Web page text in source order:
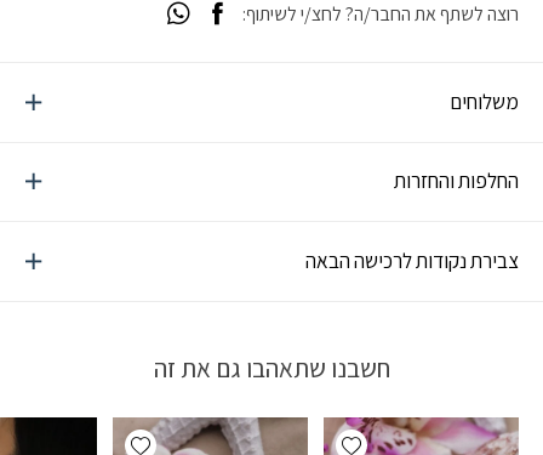
משלוחים
החלפות והחזרות
צבירת נקודות לרכישה הבאה
רוצה לשתף את החבר/ה? לחצ/י לשיתוף:
חשבנו שתאהבו גם את זה
Add wishlist
Add wishlist